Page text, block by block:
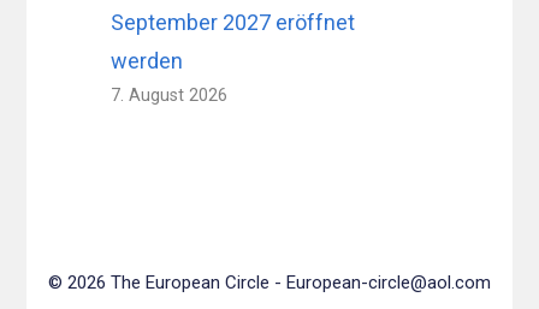
September 2027 eröffnet
werden
7. August 2026
© 2026 The European Circle - European-circle@aol.com